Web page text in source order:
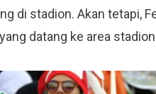
di stadion. Akan tetapi,
datang ke area